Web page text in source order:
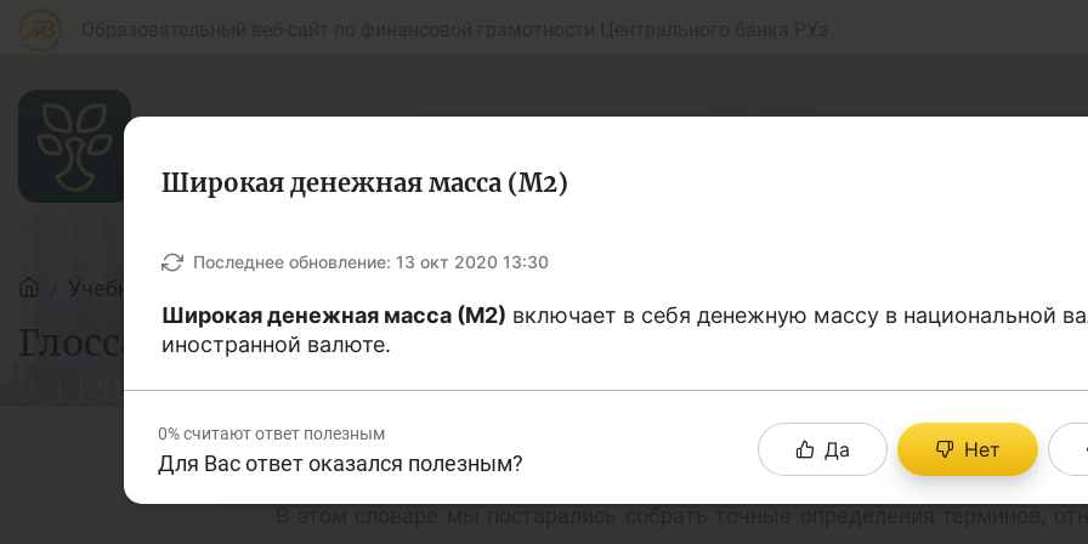
Для банковских
Кредит
Учебные материалы
Глоссарий
Широкая денежная масса (М2)
Последнее обновление: 13 окт 2020 13:30
Широкая денежная масса (М2) включает в себя денежную массу в национальной
иностранной валюте.
0%считают ответ полезным
Для Вас ответ оказался полезным?
Да Нет